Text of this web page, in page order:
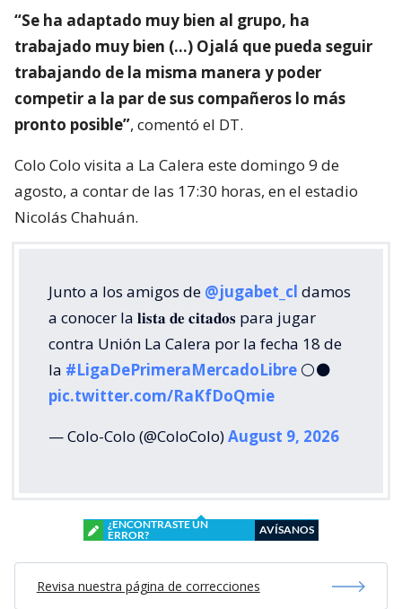
“Se ha adaptado muy bien al grupo, ha
trabajado muy bien (…) Ojalá que pueda seguir
trabajando de la misma manera y poder
competir a la par de sus compañeros lo más
pronto posible”, comentó el DT.
Colo Colo visita a La Calera este domingo 9 de
agosto, a contar de las 17:30 horas, en el estadio
Nicolás Chahuán.
Junto a los amigos de @jugabet_cl damos
a conocer la 𝐥𝐢𝐬𝐭𝐚 𝐝𝐞 𝐜𝐢𝐭𝐚𝐝𝐨𝐬 para jugar
contra Unión La Calera por la fecha 18 de
la #LigaDePrimeraMercadoLibre ⚪⚫
pic.twitter.com/RaKfDoQmie
— Colo-Colo (@ColoColo)August 9, 2026
¿ENCONTRASTE UN
ERROR?
AVÍSANOS
Revisa nuestra página de correcciones